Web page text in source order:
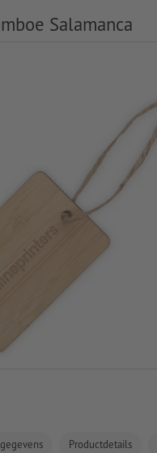
Salamanca
Productdetails